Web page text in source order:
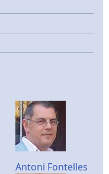
Antoni Fontelles